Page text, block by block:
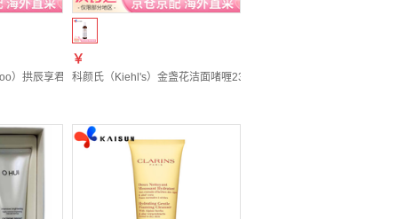
质啫喱 150ml x2 【专为亚洲肌肤研发】
紫胖子卸妆膏 30ml
）拱辰享君男士洗面奶套装礼盒控油保湿清洁 送爸爸送男友礼物 后拱辰享君男士
￥
科颜氏（Kiehl's）金盏花洁面啫喱230ml 科颜氏金盏花洁面啫喱